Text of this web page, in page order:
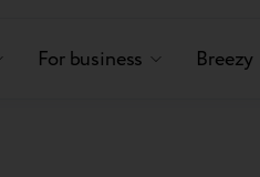
For business Breezy